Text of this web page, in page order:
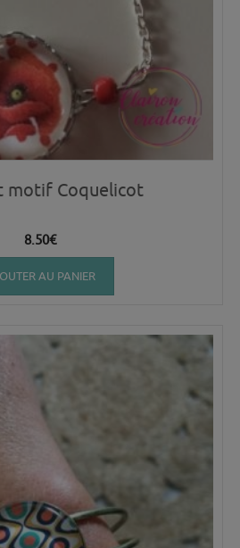
motif Coquelicot
8.50€
AU PANIER